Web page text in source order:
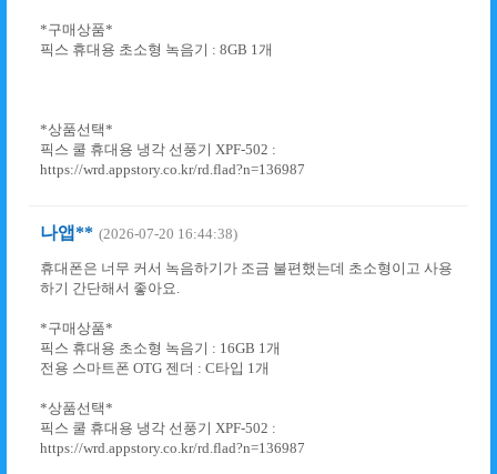
*구매상품*
픽스 휴대용 초소형 녹음기 : 8GB 1개
*상품선택*
픽스 쿨 휴대용 냉각 선풍기 XPF-502 :
https://wrd.appstory.co.kr/rd.flad?n=136987
나앱** (2026-07-20 16:44:38)
휴대폰은 너무 커서 녹음하기가 조금 불편했는데 초소형이고 사용
하기 간단해서 좋아요.
*구매상품*
픽스 휴대용 초소형 녹음기 : 16GB 1개
전용 스마트폰 OTG 젠더 : C타입 1개
*상품선택*
픽스 쿨 휴대용 냉각 선풍기 XPF-502 :
https://wrd.appstory.co.kr/rd.flad?n=136987